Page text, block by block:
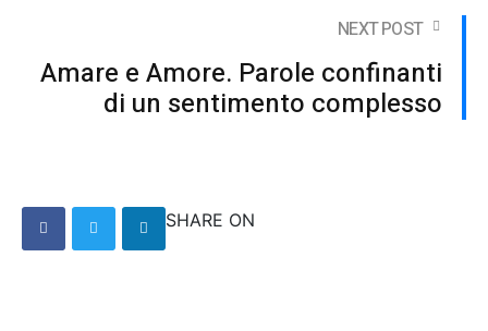
NEXT POST
Amare e Amore. Parole confinanti
di un sentimento complesso
SHARE ON